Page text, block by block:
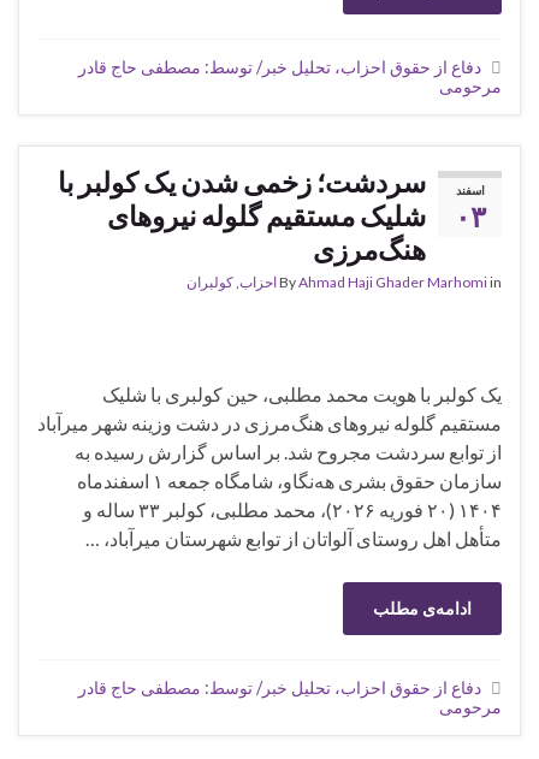
دفاع از حقوق احزاب، تحلیل خبر/ توسط: مصطفی حاج قادر
مرحومی
اسفند
۰۳
سردشت؛ زخمی شدن یک کولبر با
شلیک مستقیم گلوله نیروهای
هنگ‌مرزی
ByAhmad Haji Ghader Marhomiin احزاب کولبران
یک کولبر با هویت محمد مطلبی، حین کولبری با شلیک
مستقیم گلوله نیروهای هنگ‌مرزی در دشت وزینه شهر میرآباد
از توابع سردشت مجروح شد. بر اساس گزارش رسیده به
سازمان حقوق بشری هه‌نگاو، شامگاه جمعه ۱ اسفندماه
۱۴۰۴ (۲۰ فوریه ۲۰۲۶)، محمد مطلبی، کولبر ۳۳ ساله و
متأهل اهل روستای آلواتان از توابع شهرستان میرآباد، …
ادامه‌ی مطلب
دفاع از حقوق احزاب، تحلیل خبر/ توسط: مصطفی حاج قادر
مرحومی